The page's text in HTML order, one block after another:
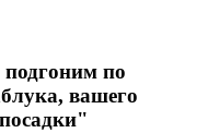
подгоним по
вашего